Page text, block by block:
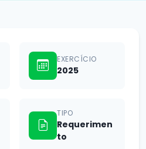
EXERCÍCIO
2025
TIPO
Requerimen
to